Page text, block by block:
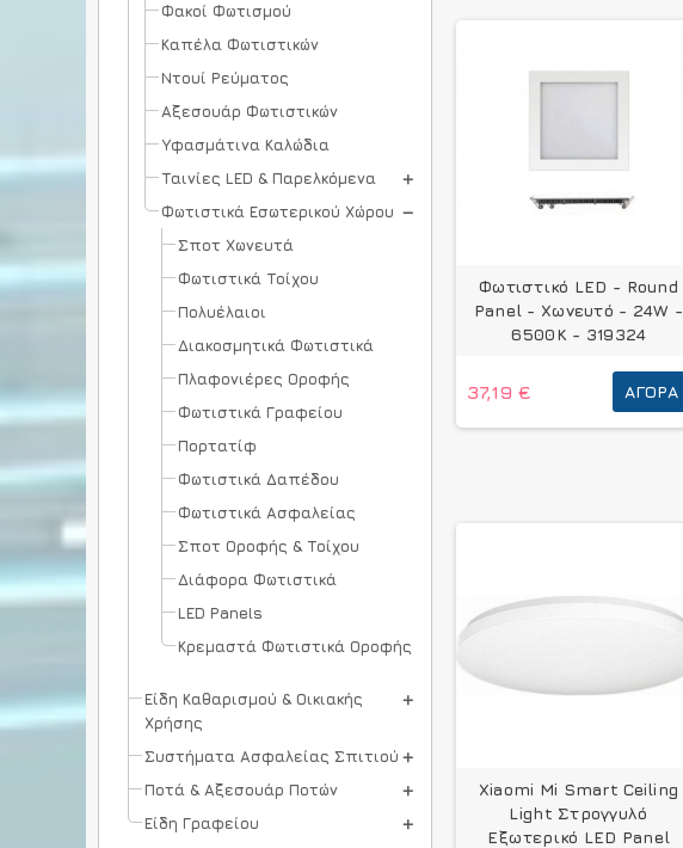
Φακοί Φωτισμού
Καπέλα Φωτιστικών
Ντουί Ρεύματος
Αξεσουάρ Φωτιστικών
Υφασμάτινα Καλώδια
Ταινίες LED & Παρελκόμενα
Φωτιστικά Εσωτερικού Χώρου
Σποτ Χωνευτά
Φωτιστικά Τοίχου
Πολυέλαιοι
Διακοσμητικά Φωτιστικά
Πλαφονιέρες Οροφής
Φωτιστικά Γραφείου
Πορτατίφ
Φωτιστικά Δαπέδου
Φωτιστικά Ασφαλείας
Σποτ Οροφής & Τοίχου
Διάφορα Φωτιστικά
LED Panels
Κρεμαστά Φωτιστικά Οροφής
Είδη Καθαρισμού & Οικιακής
Χρήσης
Συστήματα Ασφαλείας Σπιτιού
Ποτά & Αξεσουάρ Ποτών
Είδη Γραφείου
Φωτιστικό LED - Round
Panel - Χωνευτό - 24W -
6500K - 319324
37,19 € ΑΓΟΡΆ
Xiaomi Mi Smart Ceiling
Light Στρογγυλό
Εξωτερικό LED Panel